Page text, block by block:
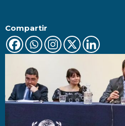
Compartir